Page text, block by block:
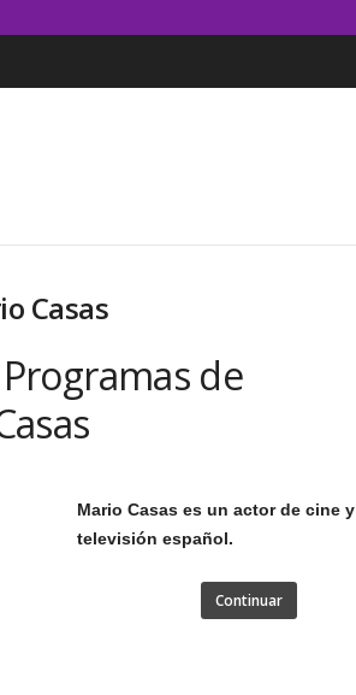
Casas
de
Mario Casas es un actor de cine y
televisión español.
Continuar